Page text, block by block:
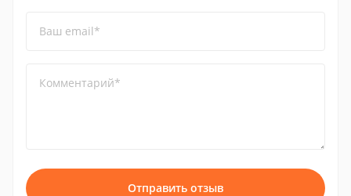
Ваш email*
Комментарий*
Отправить отзыв